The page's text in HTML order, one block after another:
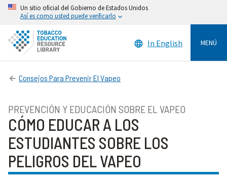
Un sitio oficial del Gobierno de Estados Unidos
Así es como usted puede verificarlo
MENÚ
In English
Consejos Para Prevenir El Vapeo
PREVENCIÓN Y EDUCACIÓN SOBRE EL VAPEO
CÓMO EDUCAR A LOS
ESTUDIANTES SOBRE LOS
PELIGROS DEL VAPEO